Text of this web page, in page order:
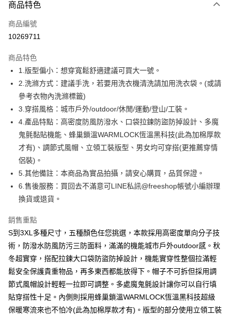
信用卡一次付款
超商取貨付款
Apple Pay
街口支付
悠遊付
ATM付款
運送方式
全家取貨付款
每筆NT$80，滿NT$1,000(含以上)免運費
付款後全家取貨
7-11取貨付款
每筆NT$80，滿NT$1,000(含以上)免運費
每筆NT$80，滿NT$1,000(含以上)免運費
宅配
每筆NT$150，滿NT$3,000(含以上)免運費
商品特色
商品編號
10269711
商品特色
1.版型偏小：想穿寬鬆舒適建議可買大一號。
2.洗滌方式：建議手洗，若要用洗衣機清洗請加用洗衣袋。(或請
參考衣物內洗滌標籤)
3.穿搭風格：城市戶外/outdoor/休閒/運動/登山/工裝。
4.產品特點：高密度防風防潑水、口袋拉鍊防盜防掉設計、多魔
鬼氈黏貼機能、蜂巢鎖溫WARMLOCK恆溫黑科技(此為加棉厚款
才有)、調節式風帽、立領工裝版型、男女均可穿搭(更推薦穿情
侶裝)。
5.其他備註：本商品為實品拍攝，請安心購買，品質保證。
6.售後服務：買回去不滿意可LINE私訊@freeshop帳號小編辦理
換貨或退貨。
銷售重點
S到3XL多種尺寸，五種顏色任您挑選，本款採用高密度單向分子技
術，防潑水防風防污三防面料，滿滿的機能城市戶外outdoor感。秋
冬超實穿，搭配拉鍊大口袋防盜防掉設計，機能實穿性整個拉滿輕
鬆安全保護貴重物品，再多東西都能放得下。帽子不可拆但採用調
節式風帽設計輕輕一拉即可調整。多處魔鬼氈設計讓你可以自行填
貼穿搭性十足。內側則採用蜂巢鎖溫WARMLOCK恆溫黑科技超級
保暖寒流來也不怕冷(此為加棉厚款才有)。版型的部分使用立領工裝